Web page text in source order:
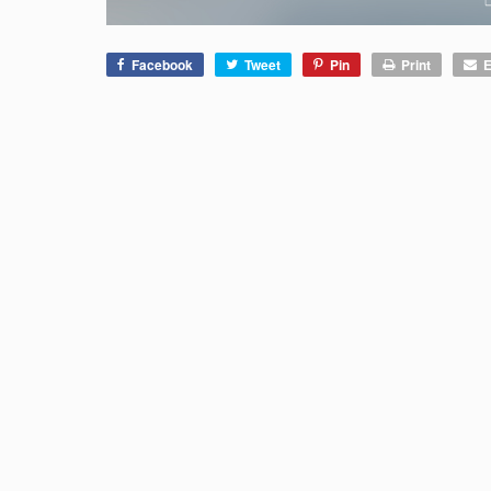
Facebook Tweet Pin Print